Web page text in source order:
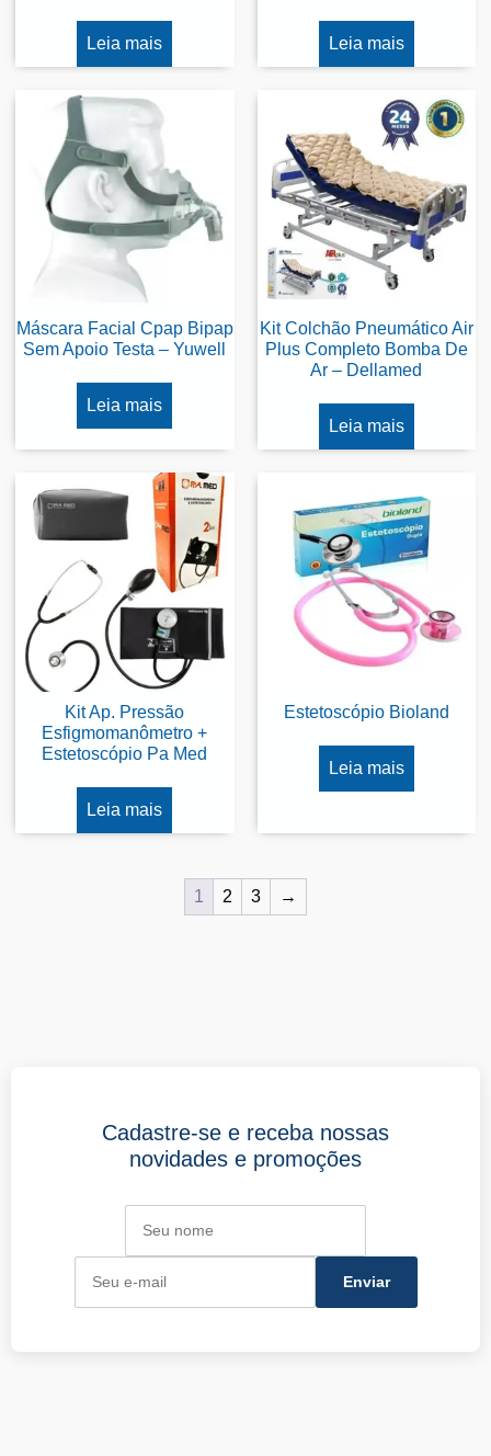
Leia mais Leia mais
Máscara Facial Cpap Bipap
Sem Apoio Testa – Yuwell
Leia mais
Kit Colchão Pneumático Air
Plus Completo Bomba De
Ar – Dellamed
Leia mais
Kit Ap. Pressão
Esfigmomanômetro +
Estetoscópio Pa Med
Leia mais
Estetoscópio Bioland
Leia mais
1 2 3 →
Cadastre-se e receba nossas
novidades e promoções